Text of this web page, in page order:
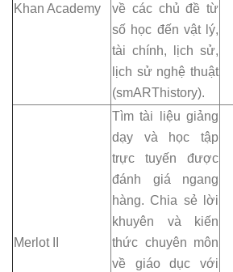
Khan Academy
về các chủ đề từ
số học đến vật lý,
tài chính, lịch sử,
lịch sử nghệ thuật
(smARThistory).
Merlot II
Tìm tài liệu giảng
dạy và học tập
trực tuyến được
đánh giá ngang
hàng. Chia sẻ lời
khuyên và kiến
thức chuyên môn
về giáo dục với